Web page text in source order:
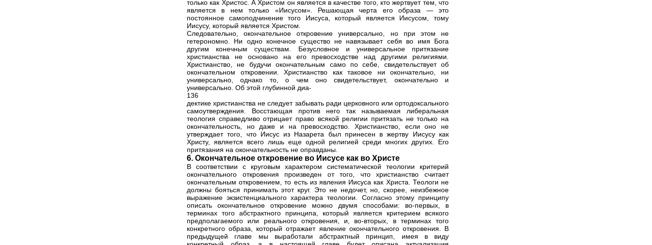
только как Христос. А Христом он является в качестве того, кто жертвует тем, что
является в нем только «Иисусом». Решающая черта его образа — это
постоянное самоподчинение того Иисуса, который является Иисусом, тому
Иисусу, который является Христом.
Следовательно, окончательное откровение универсально, но при этом не
гетерономно. Ни одно конечное существо не навязывает себя во имя Бога
другим конечным существам. Безусловное и универсальное притязание
христианства не основано на его превосходстве над другими религиями.
Христианство, не будучи окончательным само по себе, свидетельствует об
окончательном откровении. Христианство как таковое ни окончательно, ни
универсально, однако то, о чем оно свидетельствует, окончательно и
универсально. Об этой глубинной диа-
136
дектике христианства не следует забывать ради церковного или ортодоксального
самоутверждения. Восстающая против него так называемая либеральная
теология справедливо отрицает право всякой религии притязать не только на
окончательность, но даже и на превосходство. Христианство, если оно не
утверждает того, что Иисус из Назарета был принесен в жертву Иисусу как
Христу, является всего лишь еще одной религией среди многих других. Его
притязания на окончательность не оправданы.
6. Окончательное откровение во Иисусе как во Христе
В соответствии с круговым характером систематической теологии критерий
окончательного откровения произведен от того, что христианство считает
окончательным откровением, то есть из явления Иисуса как Христа. Теологи не
должны бояться принимать этот круг. Это не недочет, но, скорее, неизбежное
выражение экзистенциального характера теологии. Согласно этому принципу
описать окончательное откровение можно двумя способами: во-первых, в
терминах того абстрактного принципа, который является критерием всякого
предполагаемого или реального откровения, и, во-вторых, в терминах того
конкретного образа, который отражает явление окончательного откровения. В
предыдущей главе мы выработали абстрактный принцип, имея в виду